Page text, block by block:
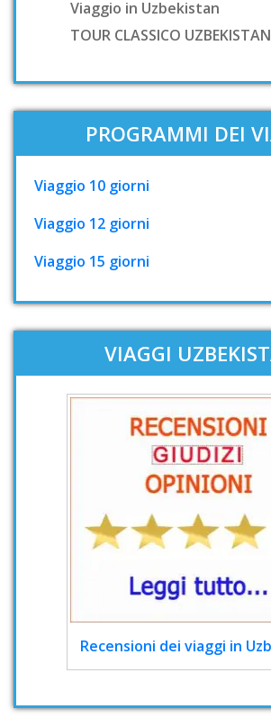
Viaggio in Uzbekistan
TOUR CLASSICO UZBEKISTAN
PROGRAMMI DEI
Viaggio 10 giorni
Viaggio 12 giorni
Viaggio 15 giorni
VIAGGI
Recensioni dei viaggi in